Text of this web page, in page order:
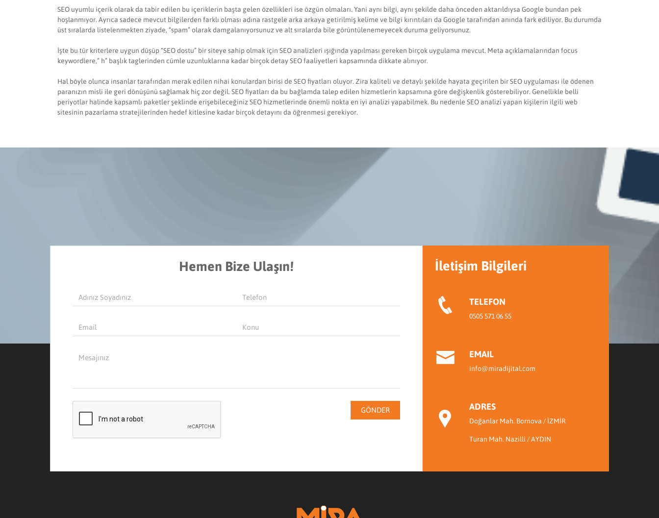
SEO uyumlu içerik olarak da tabir edilen bu içeriklerin başta gelen özellikleri ise özgün olmaları. Yani aynı bilgi, aynı şekilde daha önceden aktarıldıysa Google bundan pek
hoşlanmıyor. Ayrıca sadece mevcut bilgilerden farklı olması adına rastgele arka arkaya getirilmiş kelime ve bilgi kırıntıları da Google tarafından anında fark ediliyor. Bu durumda
üst sıralarda listelenmekten ziyade, “spam” olarak damgalanıyorsunuz ve alt sıralarda bile görüntülenemeyecek duruma geliyorsunuz.
İşte bu tür kriterlere uygun düşüp “SEO dostu” bir siteye sahip olmak için SEO analizleri ışığında yapılması gereken birçok uygulama mevcut. Meta açıklamalarından focus
keywordlere,” h” başlık taglerinden cümle uzunluklarına kadar birçok detay SEO faaliyetleri kapsamında dikkate alınıyor.
Hal böyle olunca insanlar tarafından merak edilen nihai konulardan birisi de SEO fiyatları oluyor. Zira kaliteli ve detaylı şekilde hayata geçirilen bir SEO uygulaması ile ödenen
paranızın misli ile geri dönüşünü sağlamak hiç zor değil. SEO fiyatları da bu bağlamda talep edilen hizmetlerin kapsamına göre değişkenlik gösterebiliyor. Genellikle belli
periyotlar halinde kapsamlı paketler şeklinde erişebileceğiniz SEO hizmetlerinde önemli nokta en iyi analizi yapabilmek. Bu nedenle SEO analizi yapan kişilerin ilgili web
sitesinin pazarlama stratejilerinden hedef kitlesine kadar birçok detayını da öğrenmesi gerekiyor.
Hemen Bize Ulaşın! İletişim Bilgileri
TELEFON
0505 571 06 55
EMAIL
info@miradijital.com
ADRES
Doğanlar Mah. Bornova / İZMİR
Turan Mah. Nazilli / AYDIN